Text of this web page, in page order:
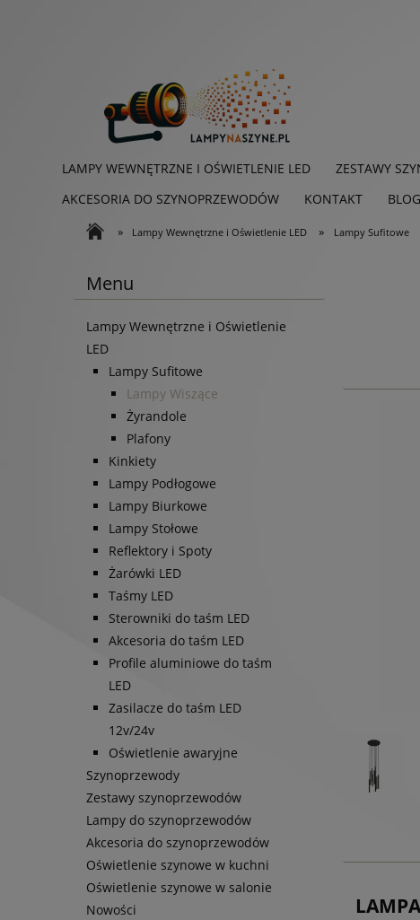
LAMPY WEWNĘTRZNE I OŚWIETLENIE LED ZESTAWY
AKCESORIA DO SZYNOPRZEWODÓW
KONTAKT BLOG
» Lampy Wewnętrzne i Oświetlenie LED » Lampy Sufitowe
Menu
Lampy Wewnętrzne i Oświetlenie
LED
Lampy Sufitowe
Lampy Wiszące
Żyrandole
Plafony
Kinkiety
Lampy Podłogowe
Lampy Biurkowe
Lampy Stołowe
Reflektory i Spoty
Żarówki LED
Taśmy LED
Sterowniki do taśm LED
Akcesoria do taśm LED
Profile aluminiowe do taśm
LED
Zasilacze do taśm LED
12v/24v
Oświetlenie awaryjne
Szynoprzewody
Zestawy szynoprzewodów
Lampy do szynoprzewodów
Akcesoria do szynoprzewodów
Oświetlenie szynowe w kuchni
Oświetlenie szynowe w salonie
Nowości